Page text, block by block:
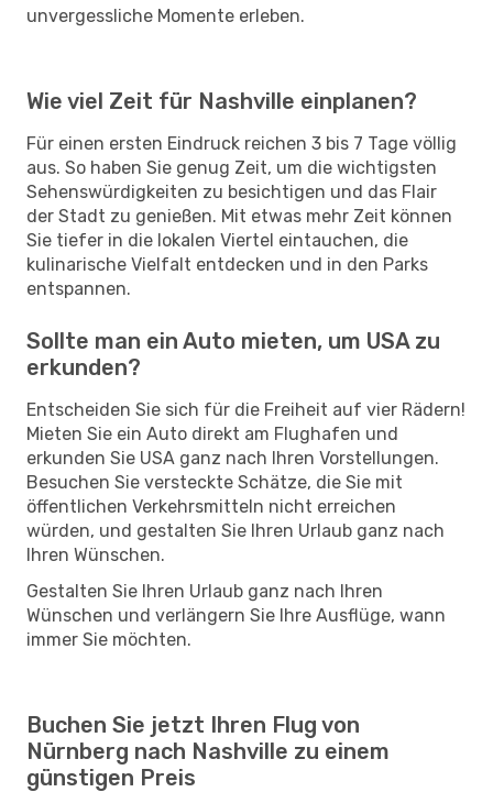
unvergessliche Momente erleben.
Wie viel Zeit für Nashville einplanen?
Für einen ersten Eindruck reichen 3 bis 7 Tage völlig
aus. So haben Sie genug Zeit, um die wichtigsten
Sehenswürdigkeiten zu besichtigen und das Flair
der Stadt zu genießen. Mit etwas mehr Zeit können
Sie tiefer in die lokalen Viertel eintauchen, die
kulinarische Vielfalt entdecken und in den Parks
entspannen.
Sollte man ein Auto mieten, um USA zu
erkunden?
Entscheiden Sie sich für die Freiheit auf vier Rädern!
Mieten Sie ein Auto direkt am Flughafen und
erkunden Sie USA ganz nach Ihren Vorstellungen.
Besuchen Sie versteckte Schätze, die Sie mit
öffentlichen Verkehrsmitteln nicht erreichen
würden, und gestalten Sie Ihren Urlaub ganz nach
Ihren Wünschen.
Gestalten Sie Ihren Urlaub ganz nach Ihren
Wünschen und verlängern Sie Ihre Ausflüge, wann
immer Sie möchten.
Buchen Sie jetzt Ihren Flug von
Nürnberg nach Nashville zu einem
günstigen Preis